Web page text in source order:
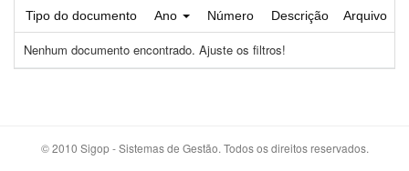
Tipo do documento Ano Número Descrição Arquivo
Nenhum documento encontrado. Ajuste os filtros!
© 2010 Sigop - Sistemas de Gestão. Todos os direitos reservados.